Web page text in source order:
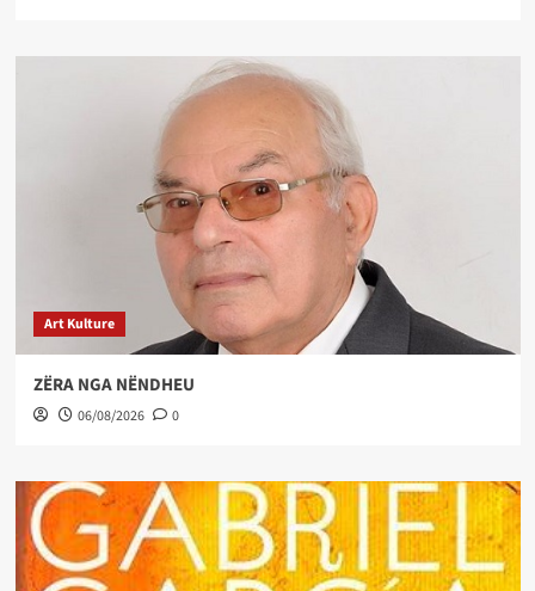
Art Kulture
ZËRA NGA NËNDHEU
06/08/2026 0